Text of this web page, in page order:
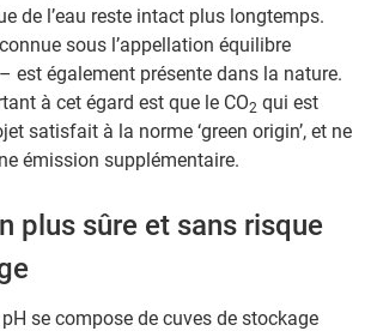
de l’eau reste intact plus longtemps.
sous l’appellation équilibre
est également présente dans la nature.
à cet égard est que le CO2 qui est
satisfait à la norme ‘green origin’, et ne
émission supplémentaire.
plus sûre et sans risque
pH se compose de cuves de stockage